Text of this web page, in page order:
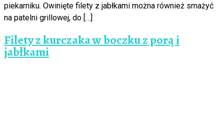
piekarniku. Owinięte filety z jabłkami można również smażyć
na patelni grillowej, do […]
Filety z kurczaka w boczku z porą i
jabłkami